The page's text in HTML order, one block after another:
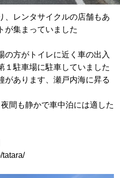
、レンタサイクルの店舗もあ
が集まっていました
の方がトイレに近く車の出入
１駐車場に駐車していました
があります、瀬戸内海に昇る
間も静かで車中泊には適した
tatara/